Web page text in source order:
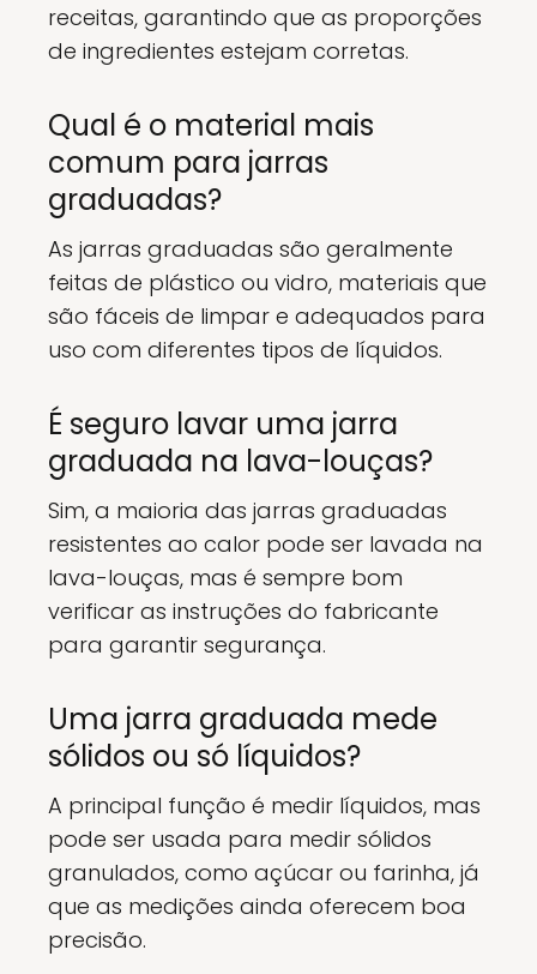
receitas, garantindo que as proporções
de ingredientes estejam corretas.
Qual é o material mais
comum para jarras
graduadas?
As jarras graduadas são geralmente
feitas de plástico ou vidro, materiais que
são fáceis de limpar e adequados para
uso com diferentes tipos de líquidos.
É seguro lavar uma jarra
graduada na lava-louças?
Sim, a maioria das jarras graduadas
resistentes ao calor pode ser lavada na
lava-louças, mas é sempre bom
verificar as instruções do fabricante
para garantir segurança.
Uma jarra graduada mede
sólidos ou só líquidos?
A principal função é medir líquidos, mas
pode ser usada para medir sólidos
granulados, como açúcar ou farinha, já
que as medições ainda oferecem boa
precisão.